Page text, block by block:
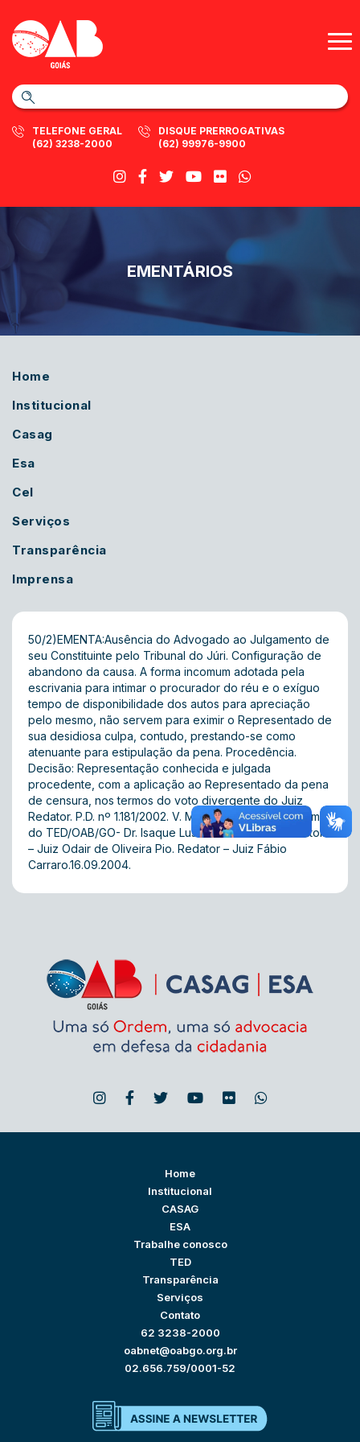
TELEFONE GERAL
(62) 3238-2000
DISQUE PRERROGATIVAS
(62) 99976-9900
EMENTÁRIOS
Home
Institucional
Casag
Esa
Cel
Serviços
Transparência
Imprensa
50/2)EMENTA:Ausência do Advogado ao Julgamento de
seu Constituinte pelo Tribunal do Júri. Configuração de
abandono da causa. A forma incomum adotada pela
escrivania para intimar o procurador do réu e o exíguo
tempo de disponibilidade dos autos para apreciação
pelo mesmo, não servem para eximir o Representado de
sua desidiosa culpa, contudo, prestando-se como
atenuante para estipulação da pena. Procedência.
Decisão: Representação conhecida e julgada
procedente, com a aplicação ao Representado da pena
de censura, nos termos do voto divergente do Juiz
Redator. P.D. nº 1.181/2002. V. M. Presidente da 3ª Turma
do TED/OAB/GO- Dr. Isaque Lustosa de Oliveira. Relator
– Juiz Odair de Oliveira Pio. Redator – Juiz Fábio
Carraro.16.09.2004.
Home
Institucional
CASAG
ESA
Trabalhe conosco
TED
Transparência
Serviços
Contato
62 3238-2000
oabnet@oabgo.org.br
02.656.759/0001-52